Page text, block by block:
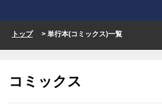
トップ> 単行本(コミックス)一覧
コミックス